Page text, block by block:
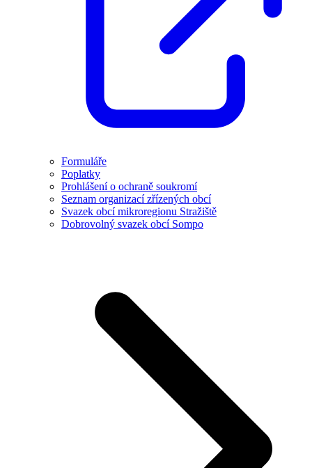
Formuláře
Poplatky
Prohlášení o ochraně soukromí
Seznam organizací zřízených obcí
Svazek obcí mikroregionu Stražiště
Dobrovolný svazek obcí Sompo